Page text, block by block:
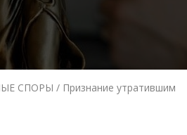
СПОРЫ
Признание утратившим